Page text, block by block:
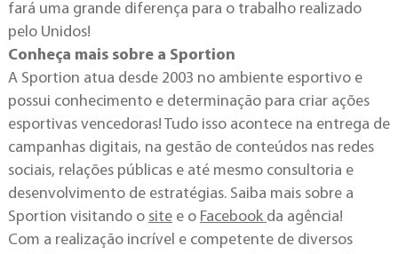
fará uma grande diferença para o trabalho realizado
pelo Unidos!
Conheça mais sobre a Sportion
A Sportion atua desde 2003 no ambiente esportivo e
possui conhecimento e determinação para criar ações
esportivas vencedoras! Tudo isso acontece na entrega de
campanhas digitais, na gestão de conteúdos nas redes
sociais, relações públicas e até mesmo consultoria e
desenvolvimento de estratégias. Saiba mais sobre a
Sportion visitando o sitee o Facebook da agência!
Com a realização incrível e competente de diversos